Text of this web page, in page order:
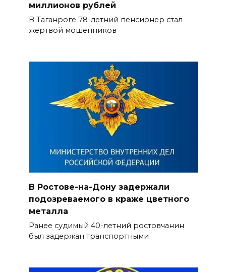
миллионов рублей
В Таганроге 78-летний пенсионер стал
жертвой мошенников
В Ростове-на-Дону задержали
подозреваемого в краже цветного
металла
Ранее судимый 40-летний ростовчанин
был задержан транспортными